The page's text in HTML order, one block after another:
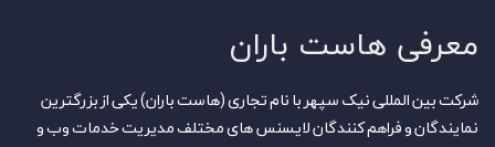
معرفی هاست باران
شرکت بین المللی نیک سپهر با نام تجاری (هاست باران) یکی از بزرگترین
نمایندگان و فراهم کنندگان لایسنس های مختلف مدیریت خدمات وب و